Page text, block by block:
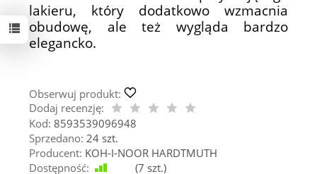
lakieru, który dodatkowo wzmacnia
obudowę, ale też wygląda bardzo
elegancko.
Obserwuj produkt:
Dodaj recenzję:
Kod: 8593539096948
Sprzedano: 24 szt.
Producent: KOH-I-NOOR HARDTMUTH
Dostępność:
(7 szt.)